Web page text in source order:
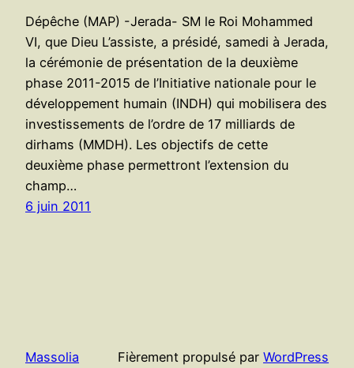
Dépêche (MAP) -Jerada- SM le Roi Mohammed
VI, que Dieu L’assiste, a présidé, samedi à Jerada,
la cérémonie de présentation de la deuxième
phase 2011-2015 de l’Initiative nationale pour le
développement humain (INDH) qui mobilisera des
investissements de l’ordre de 17 milliards de
dirhams (MMDH). Les objectifs de cette
deuxième phase permettront l’extension du
champ…
6 juin 2011
Massolia Fièrement propulsé par WordPress